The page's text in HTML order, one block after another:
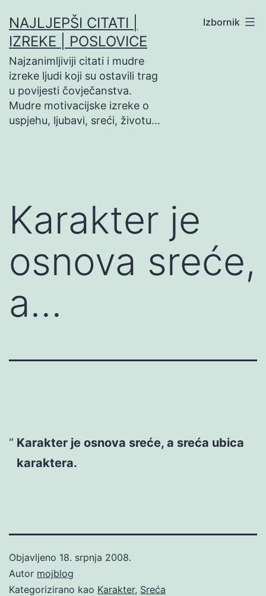
na
sadržaj
NAJLJEPŠI CITATI |
IZREKE | POSLOVICE
Najzanimljiviji citati i mudre
izreke ljudi koji su ostavili trag
u povijesti čovječanstva.
Mudre motivacijske izreke o
uspjehu, ljubavi, sreći, životu…
Izbornik
Karakter je
osnova sreće,
a…
Karakter je osnova sreće, a sreća ubica
karaktera.
Objavljeno 18. srpnja 2008.
Autor mojblog
Kategorizirano kao Karakter, Sreća